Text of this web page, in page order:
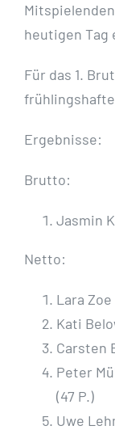
heutigen Tag
Für das 1.
Ergebnisse:
Brutto:
Jasmin
Netto:
Lara
Kati
Carsten
Peter
(47 P.)
Uwe